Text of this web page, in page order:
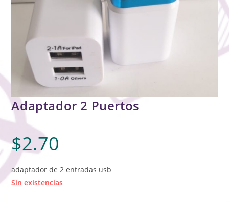
Adaptador 2 Puertos
$2.70
adaptador de 2 entradas usb
Sin existencias